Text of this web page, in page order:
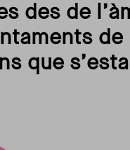
des de
de
que